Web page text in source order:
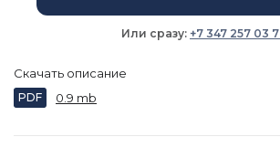
Или сразу: +7 347 257 03
Скачать описание
PDF 0.9 mb